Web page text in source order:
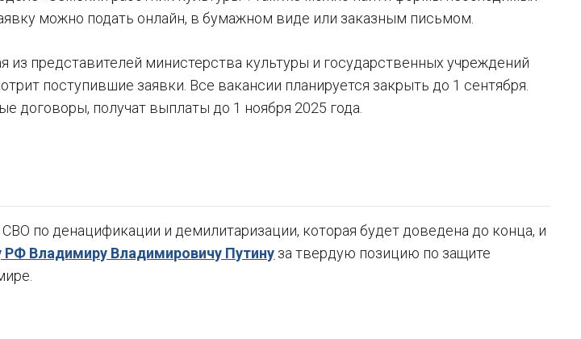
можно подать онлайн, в бумажном виде или заказным письмом.
из представителей министерства культуры и государственных учреждений
поступившие заявки. Все вакансии планируется закрыть до 1 сентября.
договоры, получат выплаты до 1 ноября 2025 года.
по денацификации и демилитаризации, которая будет доведена до конца, и
РФ Владимиру Владимировичу Путину за твердую позицию по защите